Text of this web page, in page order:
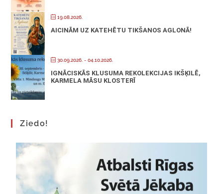
19.08.2026.
AICINĀM UZ KATEHĒTU TIKŠANOS AGLONĀ!
30.09.2026. - 04.10.2026.
IGNĀCISKĀS KLUSUMA REKOLEKCIJAS IKŠĶILĒ,
KARMELA MĀSU KLOSTERĪ
Ziedo!